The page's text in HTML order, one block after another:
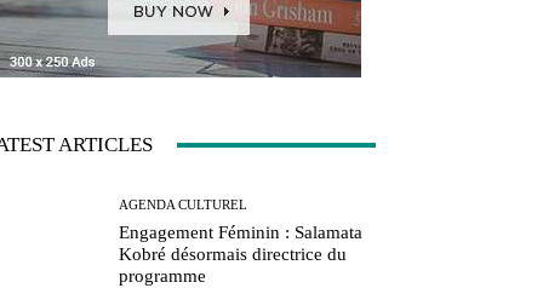
ARTICLES
AGENDA CULTUREL
Engagement Féminin : Salamata
Kobré désormais directrice du
programme